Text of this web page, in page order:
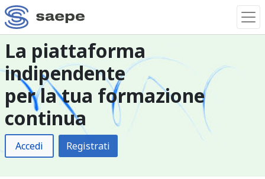
La piattaforma
indipendente
per la tua formazione
continua
Accedi Registrati